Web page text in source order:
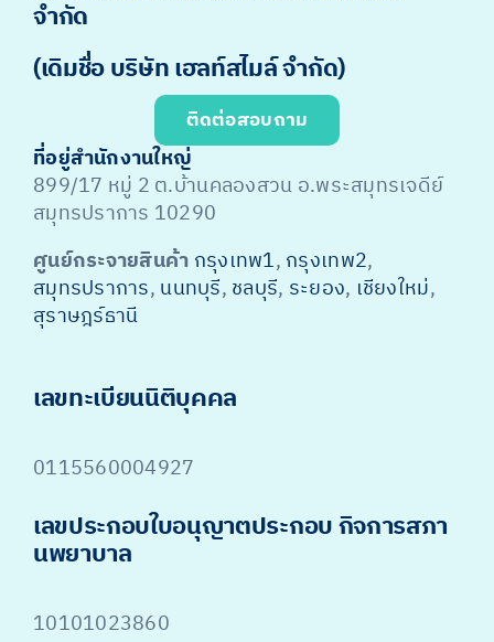
จำกัด
(เดิมชื่อ บริษัท เฮลท์สไมล์ จำกัด)
ติดต่อสอบถาม
ที่อยู่สำนักงานใหญ่
899/17 หมู่ 2 ต.บ้านคลองสวน อ.พระสมุทรเจดีย์
สมุทรปราการ 10290
ศูนย์กระจายสินค้า กรุงเทพ1, กรุงเทพ2,
สมุทรปราการ, นนทบุรี, ชลบุรี, ระยอง, เชียงใหม่,
สุราษฎร์ธานี
เลขทะเบียนนิติบุคคล
0115560004927
เลขประกอบใบอนุญาตประกอบ กิจการสภา
นพยาบาล
10101023860